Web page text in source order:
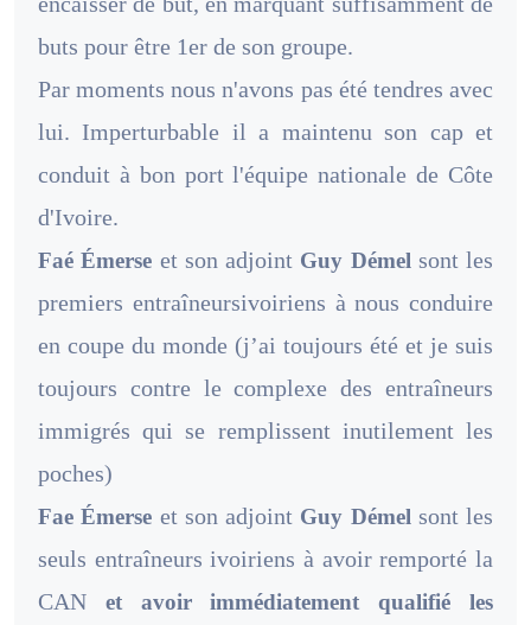
buts pour être 1er de son groupe.
Par moments nous n'avons pas été tendres avec
lui. Imperturbable il a maintenu son cap et
conduit à bon port l'équipe nationale de Côte
d'Ivoire.
Faé Émerse et son adjoint Guy Démel sont les
premiers entraîneursivoiriens à nous conduire
en coupe du monde (j’ai toujours été et je suis
toujours contre le complexe des entraîneurs
immigrés qui se remplissent inutilement les
poches)
Fae Émerse et son adjoint Guy Démel sont les
seuls entraîneurs ivoiriens à avoir remporté la
CAN et avoir immédiatement qualifié les